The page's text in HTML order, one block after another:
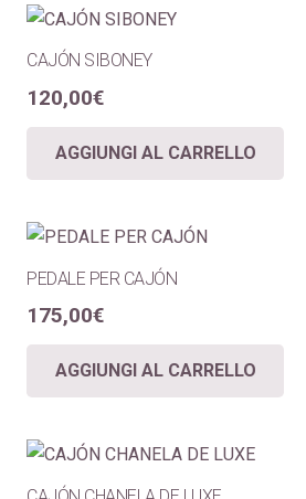
CAJÓN SIBONEY
120,00€
AGGIUNGI AL CARRELLO
PEDALE PER CAJÓN
175,00€
AGGIUNGI AL CARRELLO